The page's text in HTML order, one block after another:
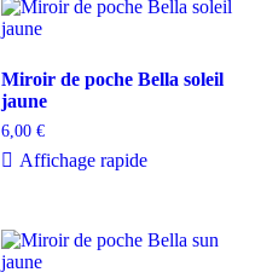
Miroir de poche Bella soleil
jaune
6,00 €
Affichage rapide